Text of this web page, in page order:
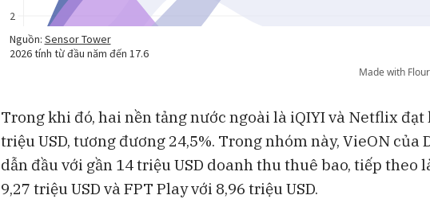
Trong khi đó, hai nền tảng nước ngoài là iQIYI và Netflix đạt
triệu USD, tương đương 24,5%. Trong nhóm này, VieON của
dẫn đầu với gần 14 triệu USD doanh thu thuê bao, tiếp theo
9,27 triệu USD và FPT Play với 8,96 triệu USD.